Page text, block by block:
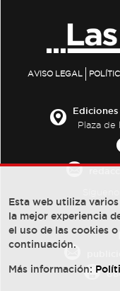
AVISO LEGAL
Ediciones
Plaza de
Esta web utiliza
la mejor experiencia
el uso de las cookies
continuación.
Más información: